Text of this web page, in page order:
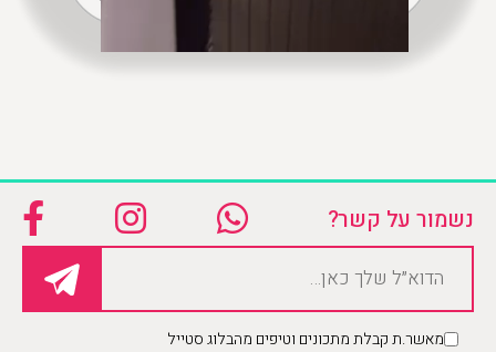
נשמור על קשר?
מאשר.ת קבלת מתכונים וטיפים מהבלוג סטייל